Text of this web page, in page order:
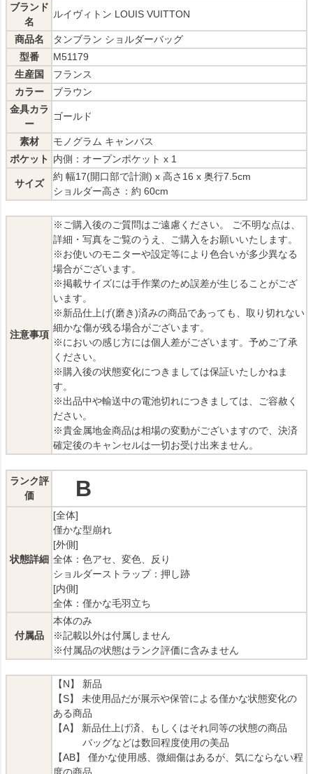
ブランド
名
ルイヴィトン LOUIS VUITTON
商品名
タンブラン ショルダーバッグ
型番
M51179
生産国
フランス
カラー
ブラウン
金具カラ
ー
ゴールド
素材
モノグラム キャンバス
ポケット
内側：オープンポケット x 1
サイズ
約 幅17(開口部で計測) x 高さ16 x 奥行7.5cm
ショルダー高さ：約 60cm
注意事項
※ご購入後のご質問はご遠慮ください。 ご不明な点は、
詳細・写真をご覧のうえ、ご購入をお願いいたします。
※お使いのモニターや設定等により色合いが多少異なる
場合がございます。
※掲載サイズには手作業のため誤差が生じることがござ
います。
※新品仕上げ(磨き)済みの商品であっても、取り切れない
細かな傷が残る場合がございます。
※においの感じ方には個人差がございます。予めご了承
ください。
※購入後の状態変化につきましては保証いたしかねま
す。
※出品中や輸送中の電池切れにつきましては、ご容赦く
ださい。
※貴金属地金商品は相場の変動がございますので、決済
確定後のキャンセルは一切お受け出来ません。
ランク評
価
B
状態詳細
[全体]
僅かな型崩れ
[外側]
全体：色アセ、変色、反り
ショルダーストラップ：押し跡
[内側]
全体：僅かな毛羽立ち
付属品
本体のみ
※記載以外は付属しません
※付属品の状態はランク評価に含みません
【N】 新品
【S】 未使用品だが展示や保管による僅かな状態変化の
ある商品
【A】 新品仕上げ済、もしくはそれ同等の状態の商品
バッグなどは数回程度使用の美品
【AB】 僅かな使用感、微細傷はあるが、気にならない程
度の商品